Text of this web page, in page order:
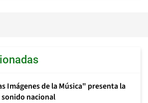
Imágenes de la Música" presenta la
nacional